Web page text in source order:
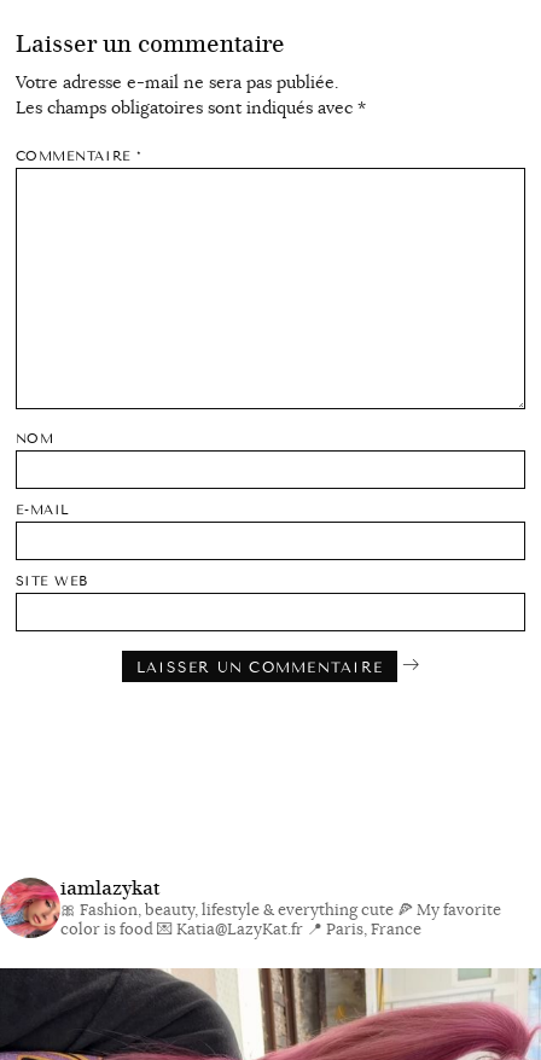
Laisser un commentaire
Votre adresse e-mail ne sera pas publiée.
Les champs obligatoires sont indiqués avec *
COMMENTAIRE*
NOM
E-MAIL
SITE WEB
iamlazykat
🎀 Fashion, beauty, lifestyle & everything cute 🍕 My favorite
color is food💌 Katia@LazyKat.fr 📍 Paris, France